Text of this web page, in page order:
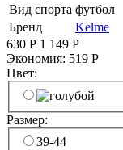
Вид спорта футбол
Бренд
Kelme
630 Р 1 149 Р
Экономия: 519 Р
Цвет:
Размер:
39-44